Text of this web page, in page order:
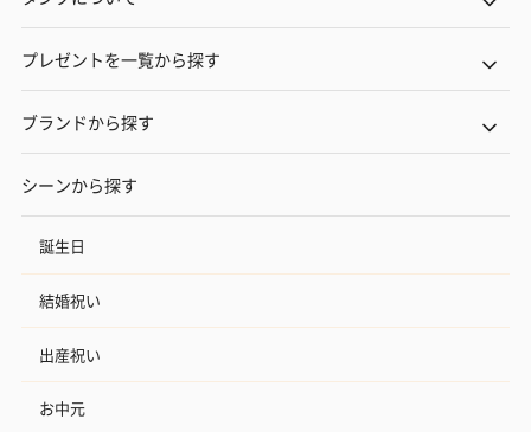
ンク）（1,760円）
キャンドル・お香
プレゼントを一覧から探す
ブランドから探す
シーンから探す
誕生日
結婚祝い
出産祝い
お中元